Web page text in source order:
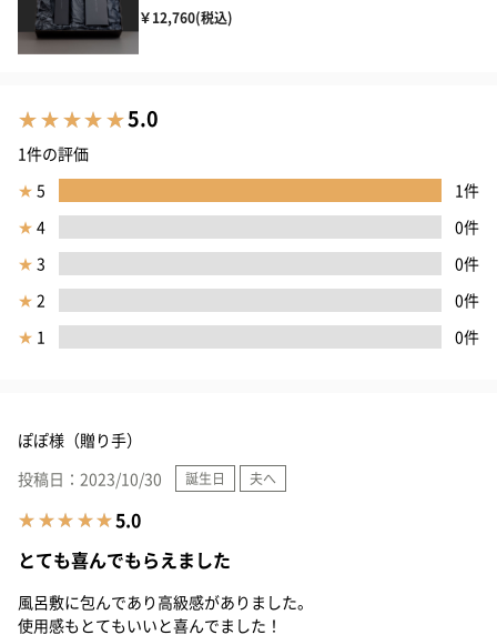
￥12,760(税込)
5.0
1件の評価
★ 5
1件
★ 4
0件
★ 3
0件
★ 2
0件
★ 1 0件